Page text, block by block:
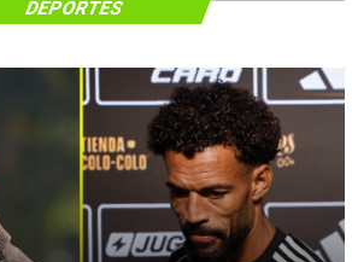
DEPORTES